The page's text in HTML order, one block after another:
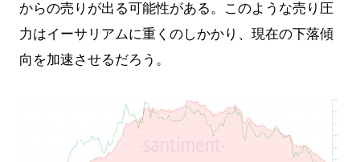
からの売りが出る可能性がある。このような売り圧
力はイーサリアムに重くのしかかり、現在の下落傾
向を加速させるだろう。